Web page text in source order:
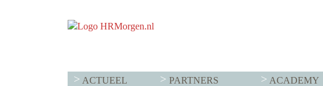
ACTUEEL PARTNERS ACADEMY